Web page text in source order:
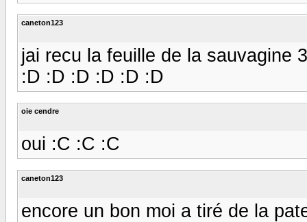
caneton123
jai recu la feuille de la sauvagine
:D :D :D :D :D :D
oie cendre
oui :C :C :C
caneton123
encore un bon moi a tiré de la